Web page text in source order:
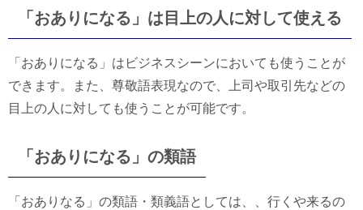
「おありになる」は目上の人に対して使える
「おありになる」はビジネスシーンにおいても使うことが
できます。また、尊敬語表現なので、上司や取引先などの
目上の人に対しても使うことが可能です。
「おありになる」の類語
「おありなる」の類語・類義語としては、、行くや来るの